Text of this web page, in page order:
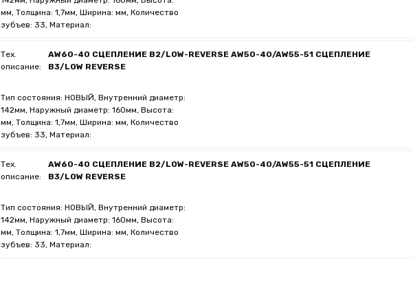
мм, Толщина: 1,7мм, Ширина: мм, Количество
зубъев: 33, Материал:
Тех.
описание:
AW60-40 СЦЕПЛЕНИЕ B2/LOW-REVERSE AW50-40/AW55-51 СЦЕПЛЕНИЕ
B3/LOW REVERSE
Тип состояния: НОВЫЙ, Внутренний диаметр:
142мм, Наружный диаметр: 160мм, Высота:
мм, Толщина: 1,7мм, Ширина: мм, Количество
зубъев: 33, Материал:
Тех.
описание:
AW60-40 СЦЕПЛЕНИЕ B2/LOW-REVERSE AW50-40/AW55-51 СЦЕПЛЕНИЕ
B3/LOW REVERSE
Тип состояния: НОВЫЙ, Внутренний диаметр:
142мм, Наружный диаметр: 160мм, Высота:
мм, Толщина: 1,7мм, Ширина: мм, Количество
зубъев: 33, Материал: